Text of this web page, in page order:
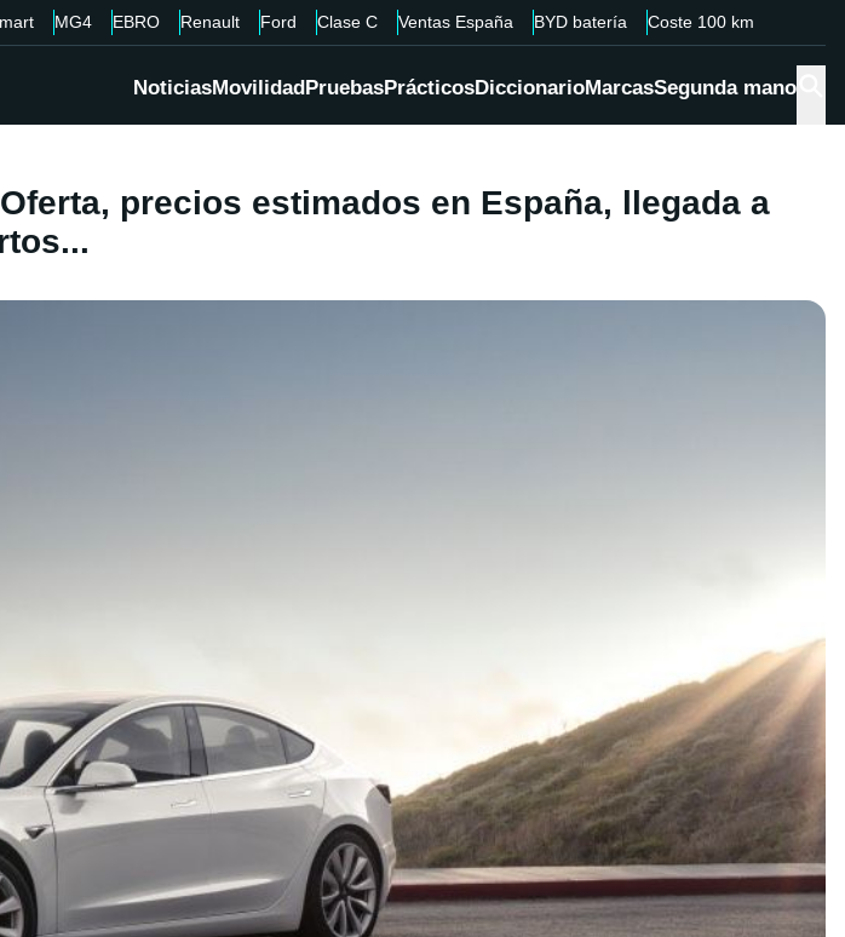
MG4 EBRO Renault Ford Clase C Ventas España BYD batería Coste 100 km
NoticiasMovilidadPruebasPrácticosDiccionarioMarcasSegunda mano
precios estimados en España, llegada a